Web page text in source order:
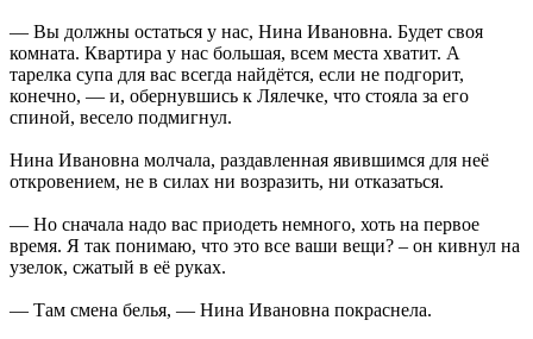
— Вы должны остаться у нас, Нина Ивановна. Будет своя
комната. Квартира у нас большая, всем места хватит. А
тарелка супа для вас всегда найдётся, если не подгорит,
конечно, — и, обернувшись к Лялечке, что стояла за его
спиной, весело подмигнул.
Нина Ивановна молчала, раздавленная явившимся для неё
откровением, не в силах ни возразить, ни отказаться.
— Но сначала надо вас приодеть немного, хоть на первое
время. Я так понимаю, что это все ваши вещи? – он кивнул на
узелок, сжатый в её руках.
— Там смена белья, — Нина Ивановна покраснела.